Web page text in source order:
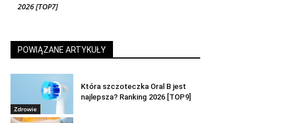
2026 [TOP7]
POWIĄZANE ARTYKUŁY
Zdrowie
Która szczoteczka Oral B jest
najlepsza? Ranking 2026 [TOP9]